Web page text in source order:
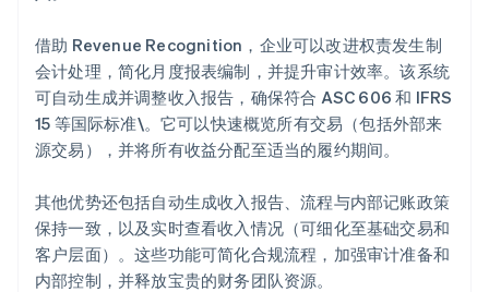
借助 Revenue Recognition，企业可以改进权责发生制
会计处理，简化月度报表编制，并提升审计效率。该系统
可自动生成并调整收入报告，确保符合 ASC 606 和 IFRS
15 等国际标准\。它可以快速概览所有交易（包括外部来
源交易），并将所有收益分配至适当的履约期间。
其他优势还包括自动生成收入报告、流程与内部记账政策
保持一致，以及实时查看收入情况（可细化至基础交易和
客户层面）。这些功能可简化合规流程，加强审计准备和
内部控制，并释放宝贵的财务团队资源。